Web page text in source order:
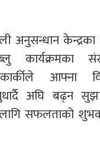
अनुसन्धान केन्द्रका
कार्यक्रमका
आफ्ना
अघि बढ्न
लागि सफलताको